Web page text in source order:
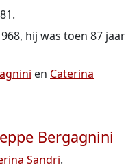
.
, hij was toen 87 jaar
en Caterina
Bergagnini
Sandri.